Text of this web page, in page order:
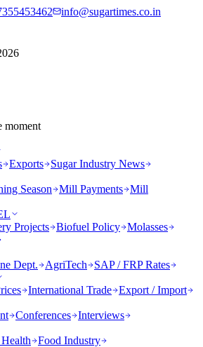
info@sugartimes.co.in
moment
Exports
Sugar Industry News
Season Mill Payments Mill
Projects Biofuel Policy Molasses
Dept. AgriTech
SAP / FRP Rates
International Trade Export / Import
Conferences Interviews
Food Industry